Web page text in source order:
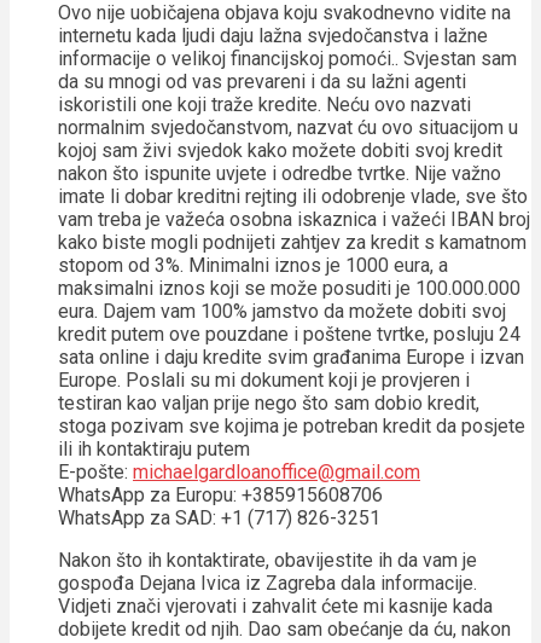
Ovo nije uobičajena objava koju svakodnevno vidite na
internetu kada ljudi daju lažna svjedočanstva i lažne
informacije o velikoj financijskoj pomoći.. Svjestan sam
da su mnogi od vas prevareni i da su lažni agenti
iskoristili one koji traže kredite. Neću ovo nazvati
normalnim svjedočanstvom, nazvat ću ovo situacijom u
kojoj sam živi svjedok kako možete dobiti svoj kredit
nakon što ispunite uvjete i odredbe tvrtke. Nije važno
imate li dobar kreditni rejting ili odobrenje vlade, sve što
vam treba je važeća osobna iskaznica i važeći IBAN broj
kako biste mogli podnijeti zahtjev za kredit s kamatnom
stopom od 3%. Minimalni iznos je 1000 eura, a
maksimalni iznos koji se može posuditi je 100.000.000
eura. Dajem vam 100% jamstvo da možete dobiti svoj
kredit putem ove pouzdane i poštene tvrtke, posluju 24
sata online i daju kredite svim građanima Europe i izvan
Europe. Poslali su mi dokument koji je provjeren i
testiran kao valjan prije nego što sam dobio kredit,
stoga pozivam sve kojima je potreban kredit da posjete
ili ih kontaktiraju putem
E-pošte: michaelgardloanoffice@gmail.com
WhatsApp za Europu: +385915608706
WhatsApp za SAD: +1 (717) 826-3251
Nakon što ih kontaktirate, obavijestite ih da vam je
gospođa Dejana Ivica iz Zagreba dala informacije.
Vidjeti znači vjerovati i zahvalit ćete mi kasnije kada
dobijete kredit od njih. Dao sam obećanje da ću, nakon